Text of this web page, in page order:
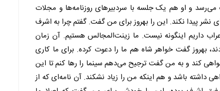
می‌رسد و او هم یک جلسه‌ با سردبیرهای روزنامه‌ها و مجلات
پیدا نکند. این را بهروز برای من گفت. گفتم چرا به اشرف
داریم اینگونه نیست. ما زینت‌المجالس هستیم. آن زمان
بهروز گفت خواهر شاه هم ما را دعوت کرده. برای ما کاری
کند و به من گفت ترجیح می‌دهم سینما را رها کنم تا این
باشد و هم اینکه من را زیاد نشکند. آن نامه‌ای که از